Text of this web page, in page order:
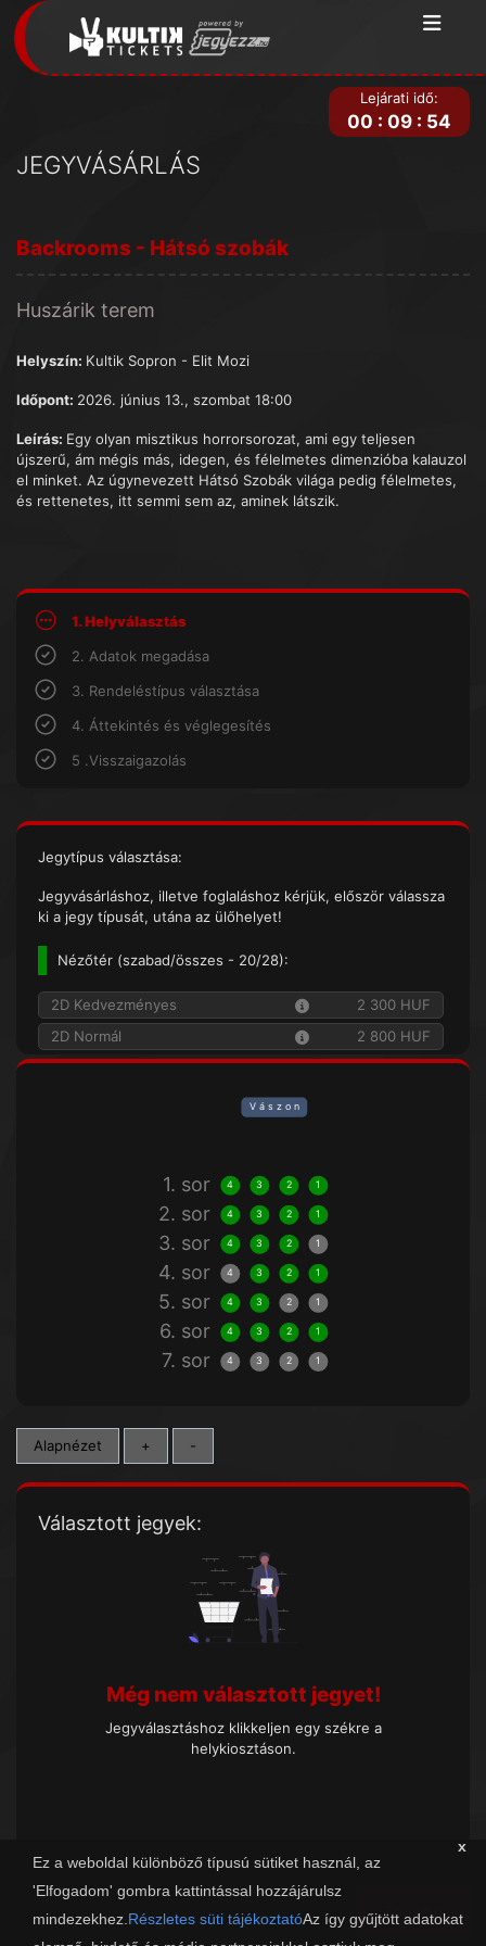
x
Ez a weboldal különböző típusú sütiket használ, az
'Elfogadom' gombra kattintással hozzájárulsz
mindezekhez. Részletes süti tájékoztatóAz így gyűjtött adatokat
JEGYVÁSÁRLÁS
Lejárati idő:
00 : 09 : 54
Backrooms - Hátsó szobák
Huszárik terem
Helyszín: Kultik Sopron - Elit Mozi
Időpont: 2026. június 13., szombat 18:00
Leírás: Egy olyan misztikus horrorsorozat, ami egy teljesen
újszerű, ám mégis más, idegen, és félelmetes dimenzióba kalauzol
el minket. Az úgynevezett Hátsó Szobák világa pedig félelmetes,
és rettenetes, itt semmi sem az, aminek látszik.
1. Helyválasztás
2. Adatok megadása
3. Rendeléstípus választása
4. Áttekintés és véglegesítés
5 .Visszaigazolás
Jegytípus választása:
Jegyvásárláshoz, illetve foglaláshoz kérjük, először válassza
ki a jegy típusát, utána az ülőhelyet!
Nézőtér (szabad/összes - 20/28):
2D Kedvezményes
2 300 HUF
2D Normál
2 800 HUF
V á s z o n
1. sor 4 3 2 1
2. sor 4 3 2 1
3. sor 4 3 2 1
4. sor 4 3 2 1
5. sor 4 3 2 1
6. sor 4 3 2 1
7. sor 4 3 2 1
Alapnézet + -
Választott jegyek:
Még nem választott jegyet!
Jegyválasztáshoz klikkeljen egy székre a
helykiosztáson.
Tovább